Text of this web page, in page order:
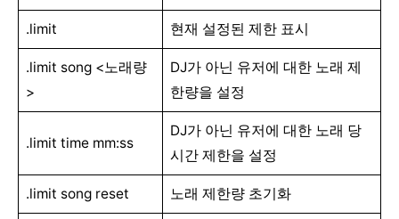
.limit 현재 설정된 제한 표시
.limit song <노래량
>
DJ가 아닌 유저에 대한 노래 제
한량을 설정
.limit time mm:ss
DJ가 아닌 유저에 대한 노래 당
시간 제한을 설정
.limit song reset 노래 제한량 초기화